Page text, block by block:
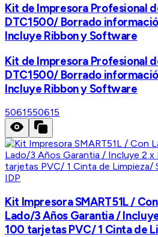
Kit de Impresora Profesional
DTC1500/ Borrado
Incluye Ribbon y Software
Kit de Impresora Profesional
DTC1500/ Borrado
Incluye Ribbon y Software
5061550615
IDP
Kit Impresora SMART51L /
Lado/3 Años Garantia /
100 tarjetas PVC/ 1 Cinta de